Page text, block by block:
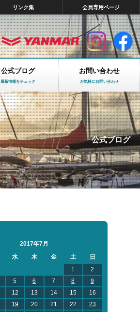
リンク集 会員専用ページ
公式ブログ
最新情報をチェック
お問い合わせ
お気軽にお問い合わせ
公式ブログ
2017年7月
水 木 金 土
日
1
2
5 6 7 8
9
12 13 14 15
16
19 20 21 22
23